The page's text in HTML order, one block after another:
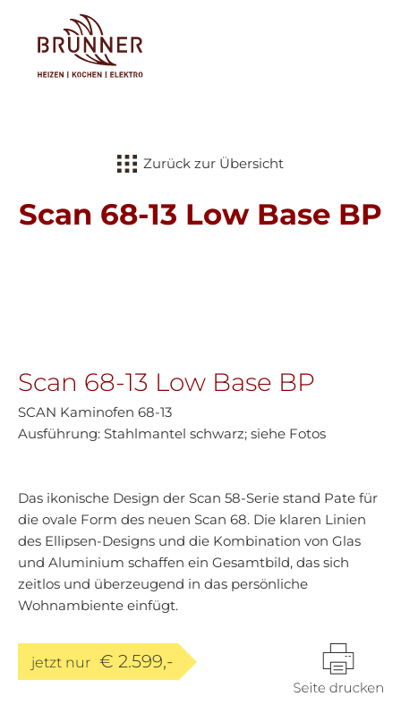
Zurück zur Übersicht
Scan 68-13 Low Base BP
Scan 68-13 Low Base BP
SCAN Kaminofen 68-13
Ausführung: Stahlmantel schwarz; siehe Fotos
Das ikonische Design der Scan 58-Serie stand Pate für
die ovale Form des neuen Scan 68. Die klaren Linien
des Ellipsen-Designs und die Kombination von Glas
und Aluminium schaffen ein Gesamtbild, das sich
zeitlos und überzeugend in das persönliche
Wohnambiente einfügt.
jetzt nur € 2.599,-